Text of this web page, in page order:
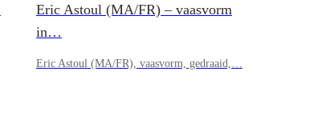
Eric Astoul (MA/FR) – vaasvorm
in…
Eric Astoul (MA/FR), vaasvorm, gedraaid,…